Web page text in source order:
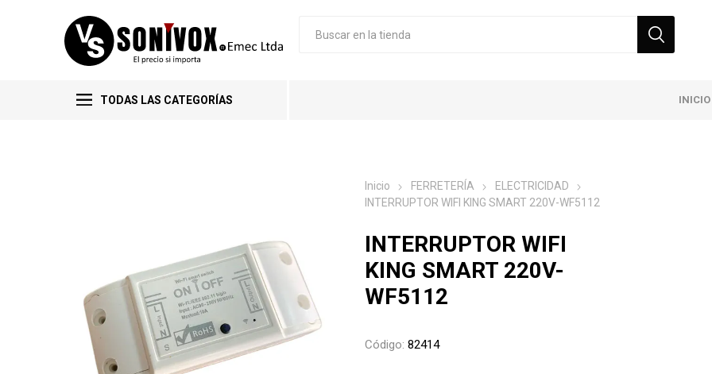
TODAS LAS CATEGORÍAS INICIO
Inicio FERRETERÍA
ELECTRICIDAD
INTERRUPTOR WIFI KING SMART 220V-WF5112
INTERRUPTOR WIFI
KING SMART 220V-
WF5112
Código: 82414